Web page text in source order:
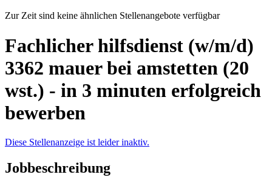
Zur Zeit sind keine ähnlichen Stellenangebote verfügbar
Fachlicher hilfsdienst (w/m/d)
3362 mauer bei amstetten (20
wst.) - in 3 minuten erfolgreich
bewerben
Diese Stellenanzeige ist leider inaktiv.
Jobbeschreibung